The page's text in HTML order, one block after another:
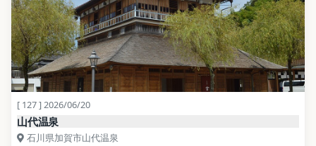
[ 127 ] 2026/06/20
山代温泉
石川県加賀市山代温泉